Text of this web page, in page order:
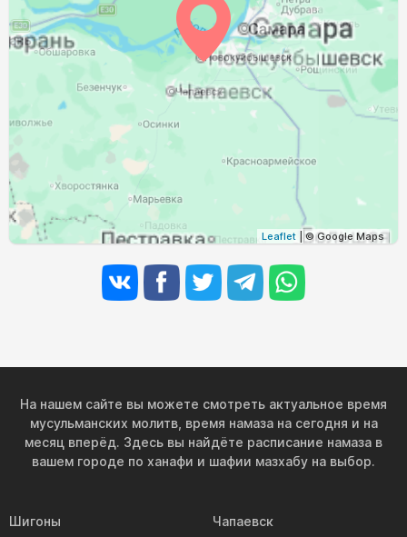
29, Сб 03:48 12:41 16:28 19:37 21:24
03:51 05:46 12:41 16:27 19:35 21:21
16:25 19:32 21:18
Leaflet | © Google Maps
На нашем сайте вы можете смотреть актуальное время
мусульманских молитв, время намаза на сегодня и на
месяц вперёд. Здесь вы найдёте расписание намаза в
вашем городе по ханафи и шафии мазхабу на выбор.
Шигоны
Чапаевск